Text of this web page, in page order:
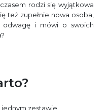
rodzi się wyjątkowa
też zupełnie nowa osoba,
i mówi o swoich
zestawie,